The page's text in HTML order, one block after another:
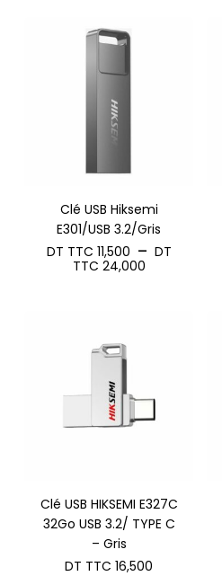
Clé USB Hiksemi
E301/USB 3.2/Gris
DT TTC 11,500 – DT
TTC 24,000Plage
Clé USB HIKSEMI E327C
32Go USB 3.2/ TYPE C
– Gris
DT TTC 16,500